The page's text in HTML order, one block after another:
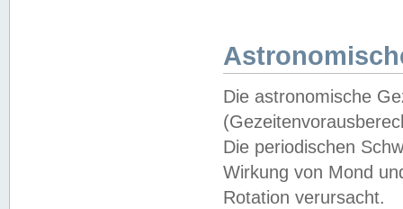
Die astronomische
Die periodischen
Wirkung von Mond
Rotation verursacht.